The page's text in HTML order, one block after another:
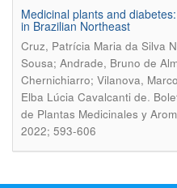
Medicinal plants and
in Brazilian Northeast
Cruz, Patrícia Maria da Silva
Sousa; Andrade, Bruno de
Chernichiarro; Vilanova,
Elba Lúcia Cavalcanti de.
de Plantas Medicinales y
2022; 593-606